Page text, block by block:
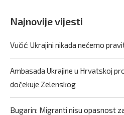
Najnovije vijesti
Vučić: Ukrajini nikada nećemo
Ambasada Ukrajine u Hrvatskoj
dočekuje Zelenskog
Bugarin: Migranti nisu opasnost